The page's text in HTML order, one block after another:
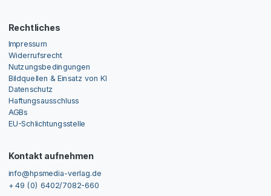
Rechtliches
Impressum
Widerrufsrecht
Nutzungsbedingungen
Bildquellen & Einsatz von KI
Datenschutz
Haftungsausschluss
AGBs
EU-Schlichtungsstelle
Kontakt aufnehmen
info@hpsmedia-verlag.de
+ 49 (0) 6402/7082-660